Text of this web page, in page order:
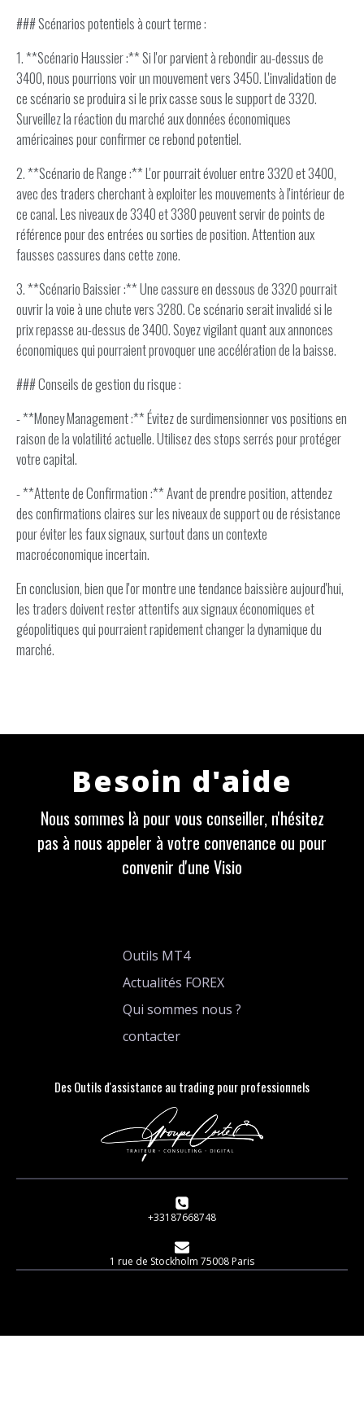
### Scénarios potentiels à court terme :
1. **Scénario Haussier :** Si l'or parvient à rebondir au-dessus de
3400, nous pourrions voir un mouvement vers 3450. L'invalidation de
ce scénario se produira si le prix casse sous le support de 3320.
Surveillez la réaction du marché aux données économiques
américaines pour confirmer ce rebond potentiel.
2. **Scénario de Range :** L'or pourrait évoluer entre 3320 et 3400,
avec des traders cherchant à exploiter les mouvements à l'intérieur de
ce canal. Les niveaux de 3340 et 3380 peuvent servir de points de
référence pour des entrées ou sorties de position. Attention aux
fausses cassures dans cette zone.
3. **Scénario Baissier :** Une cassure en dessous de 3320 pourrait
ouvrir la voie à une chute vers 3280. Ce scénario serait invalidé si le
prix repasse au-dessus de 3400. Soyez vigilant quant aux annonces
économiques qui pourraient provoquer une accélération de la baisse.
### Conseils de gestion du risque :
- **Money Management :** Évitez de surdimensionner vos positions en
raison de la volatilité actuelle. Utilisez des stops serrés pour protéger
votre capital.
- **Attente de Confirmation :** Avant de prendre position, attendez
des confirmations claires sur les niveaux de support ou de résistance
pour éviter les faux signaux, surtout dans un contexte
macroéconomique incertain.
En conclusion, bien que l'or montre une tendance baissière aujourd'hui,
les traders doivent rester attentifs aux signaux économiques et
géopolitiques qui pourraient rapidement changer la dynamique du
marché.
Besoin d'aide
Nous sommes là pour vous conseiller, n'hésitez
pas à nous appeler à votre convenance ou pour
convenir d'une Visio
Outils MT4
Actualités FOREX
Qui sommes nous ?
contacter
Des Outils d'assistance au trading pour professionnels
+33187668748
1 rue de Stockholm 75008 Paris